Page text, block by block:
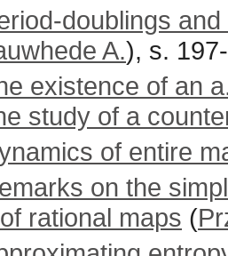
doublings
A.), s.
existence of an
study of a
of entire
on the
rational maps (